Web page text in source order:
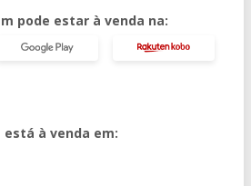
pode estar à venda na:
à venda em: